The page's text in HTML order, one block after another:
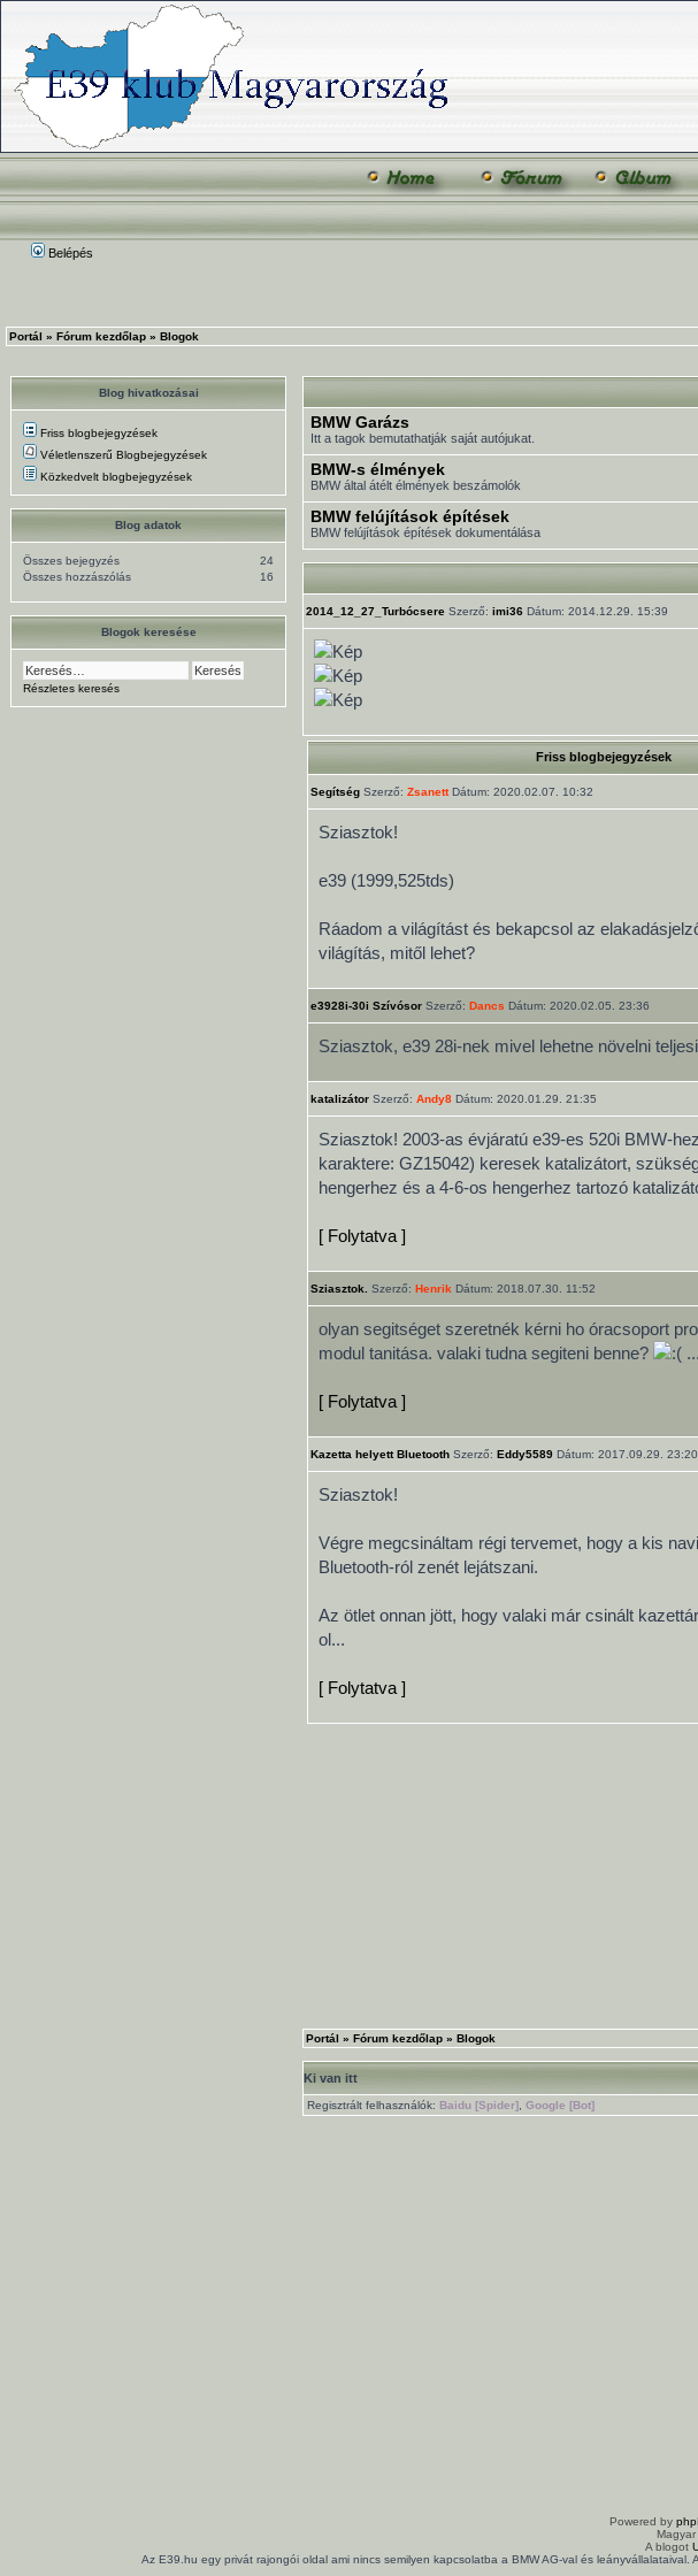
Belépés
Portál » Fórum kezdőlap » Blogok
Blog hivatkozásai
Friss blogbejegyzések
Véletlenszerű Blogbejegyzések
Közkedvelt blogbejegyzések
Blog adatok
24
Összes bejegyzés
16
Összes hozzászólás
Blogok keresése
Részletes keresés
BMW Garázs
Itt a tagok bemutathatják saját autójukat.
BMW-s élmények
BMW által átélt élmények beszámolók
BMW felújítások építések
BMW felújítások építések dokumentálása
2014_12_27_Turbócsere Szerző: imi36 Dátum: 2014.12.29. 15:39
Friss blogbejegyzések
Segítség Szerző: ZsanettDátum: 2020.02.07. 10:32
Sziasztok!
e39 (1999,525tds)
Ráadom a világítást és bekapcsol az
világítás, mitől lehet?
e3928i-30i Szívósor Szerző: Dancs Dátum: 2020.02.05. 23:36
Sziasztok, e39 28i-nek mivel lehetne növelni
katalizátor Szerző: Andy8 Dátum: 2020.01.29. 21:35
Sziasztok! 2003-as évjáratú e39-es 520i BMW-
karaktere: GZ15042) keresek katalizátort,
hengerhez és a 4-6-os hengerhez tartozó
[ Folytatva ]
Sziasztok. Szerző: Henrik Dátum: 2018.07.30. 11:52
olyan segitséget szeretnék kérni ho óracsoport
modul tanitása. valaki tudna segiteni benne?
...
[ Folytatva ]
Kazetta helyett Bluetooth Szerző: Eddy5589 Dátum: 2017.09.29. 23:20
Sziasztok!
Végre megcsináltam régi tervemet, hogy a kis
Bluetooth-ról zenét lejátszani.
Az ötlet onnan jött, hogy valaki már csinált
ol...
[ Folytatva ]
Portál » Fórum kezdőlap » Blogok
Ki van itt
Regisztrált felhasználók: Baidu [Spider] Google [Bot]
Powered by
A blogot
Az E39.hu egy privát rajongói oldal ami nincs semilyen kapcsolatba a BMW AG-val és